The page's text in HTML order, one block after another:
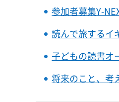
参加者募集Y-
読んで旅するイ
子どもの読書オ
将来のこと、考